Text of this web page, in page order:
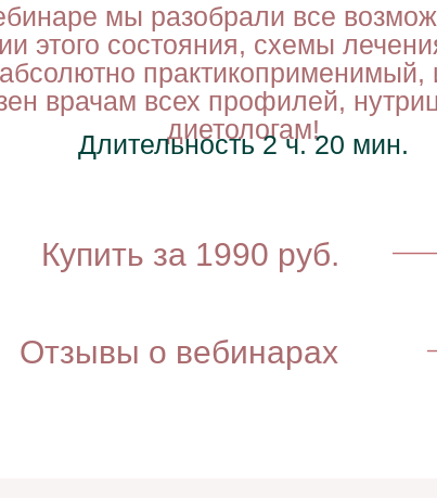
о вебинарах
за 1990 руб.
мы разобрали все
этого состояния, схемы
практикоприменимый,
врачам всех профилей,
диетологам!
Длительность 2 ч. 20 мин.